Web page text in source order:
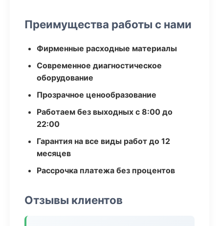
Преимущества работы с нами
Фирменные расходные материалы
Современное диагностическое
оборудование
Прозрачное ценообразование
Работаем без выходных с 8:00 до
22:00
Гарантия на все виды работ до 12
месяцев
Рассрочка платежа без процентов
Отзывы клиентов